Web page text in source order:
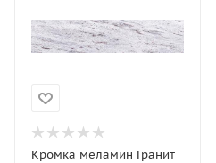
Кромка меламин Гранит